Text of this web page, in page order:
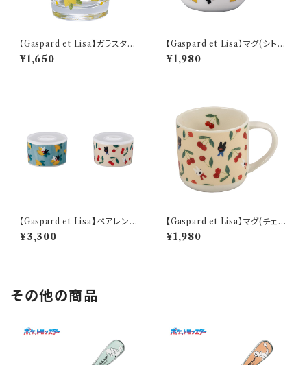
【Gaspard et Lisa】ガラスタン
ブラー(シトロン)【LG170】 LG1
73-813
¥1,650
【Gaspard et Lisa】マグ(シトロ
ン)【LG170】 LG173-11
¥1,980
【Gaspard et Lisa】ペアレンジ
セット【LG170】 LG170-82-2
¥3,300
【Gaspard et Lisa】マグ(チェリ
ー)【チェリー】
¥1,980
その他の商品